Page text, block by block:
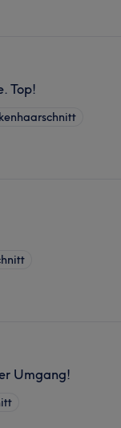
Top!
Umgang!